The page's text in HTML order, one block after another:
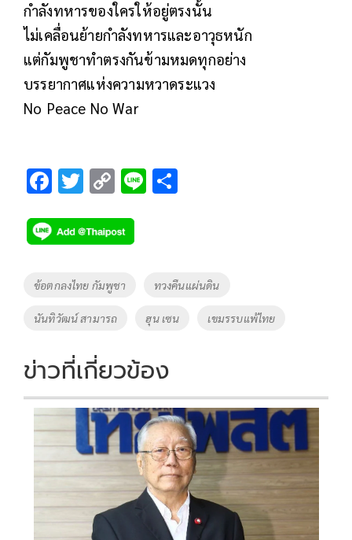
กำลังทหารของใครให้อยู่ตรงนั้น
ไม่เคลื่อนย้ายกำลังทหารและอาวุธหนัก
แต่กัมพูชาทำตรงกันข้ามหมดทุกอย่าง
บรรยากาศแห่งความหวาดระแวง
No Peace No War
F
e
b
o
o
k
T
tt
er
C
p
y
Li
k
Li
Tags
ข้อตกลงไทย กัมพูชา ทวงคืนแผ่นดิน
นันทิวัฒน์ สามารถ ฮุน เซน เขมรรบแพ้ไทย
ข่าวที่เกี่ยวข้อง